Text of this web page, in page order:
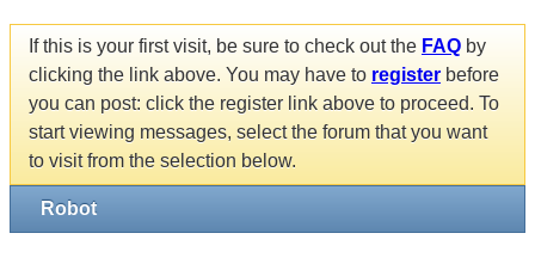
If this is your first visit, be sure to check out the FAQ by
clicking the link above. You may have to register before
you can post: click the register link above to proceed. To
start viewing messages, select the forum that you want
to visit from the selection below.
Robot